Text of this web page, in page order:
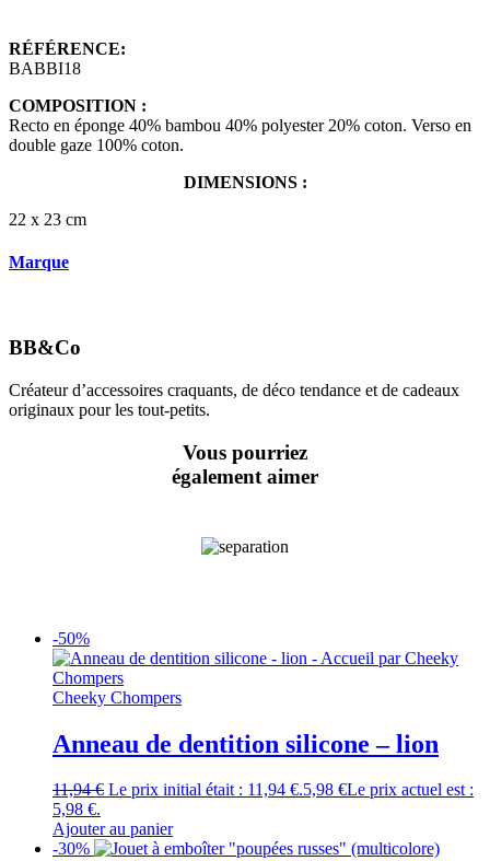
RÉFÉRENCE:
BABBI18
COMPOSITION :
Recto en éponge 40% bambou 40% polyester 20% coton. Verso en
double gaze 100% coton.
DIMENSIONS :
22 x 23 cm
Marque
BB&Co
Créateur d’accessoires craquants, de déco tendance et de cadeaux
originaux pour les tout-petits.
Vous pourriez
également aimer
-50%
Cheeky Chompers
Anneau de dentition silicone – lion
11,94€ Le prix initial était : 11,94 €.5,98 €Le prix actuel est :
5,98 €.
Ajouter au panier
-30%